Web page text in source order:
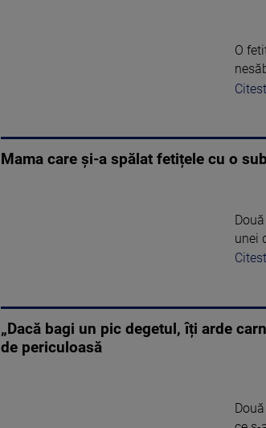
O
Mama care și-a spălat fetițele cu o
unei
„Dacă bagi un pic degetul, îți arde
de periculoasă